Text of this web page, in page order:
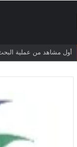
أول مشاهد من عملية البحث